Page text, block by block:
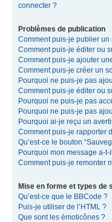
connecter ?
Problèmes de publication
Comment puis-je publier un
Comment puis-je éditer ou
Comment puis-je ajouter
Comment puis-je créer un
Pourquoi ne puis-je pas
Comment puis-je éditer ou
Pourquoi ne puis-je pas
Pourquoi ne puis-je pas
Pourquoi ai-je reçu un
Comment puis-je rapporter
Qu’est-ce le bouton
Pourquoi mon message a-
Comment puis-je remonter
Mise en forme et types de
Qu’est-ce que le BBCode ?
Puis-je utiliser de l’HTML ?
Que sont les émoticônes ?